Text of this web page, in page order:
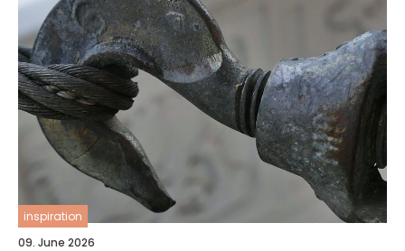
inspiration
09. June 2026